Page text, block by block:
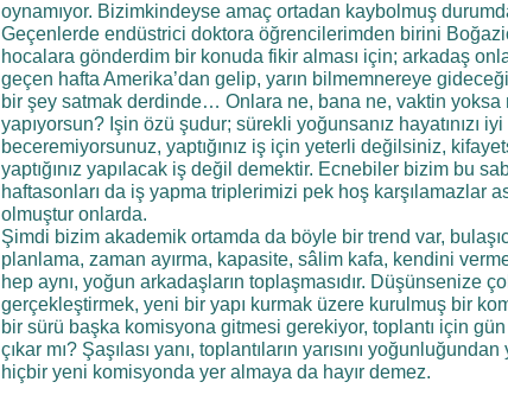
oynamıyor. Bizimkindeyse amaç ortadan kaybolmuş
Geçenlerde endüstrici doktora öğrencilerimden birini
hocalara gönderdim bir konuda fikir alması için; arkadaş
geçen hafta Amerika’dan gelip, yarın bilmemnereye
bir şey satmak derdinde… Onlara ne, bana ne, vaktin yoksa
yapıyorsun? Işin özü şudur; sürekli yoğunsanız hayatınızı
beceremiyorsunuz, yaptığınız iş için yeterli değilsiniz,
yaptığınız yapılacak iş değil demektir. Ecnebiler bizim bu
haftasonları da iş yapma triplerimizi pek hoş karşılamazlar
olmuştur onlarda.
Şimdi bizim akademik ortamda da böyle bir trend var,
planlama, zaman ayırma, kapasite, sâlim kafa, kendini
hep aynı, yoğun arkadaşların toplaşmasıdır. Düşünsenize
gerçekleştirmek, yeni bir yapı kurmak üzere kurulmuş bir
bir sürü başka komisyona gitmesi gerekiyor, toplantı için
çıkar mı? Şaşılası yanı, toplantıların yarısını
hiçbir yeni komisyonda yer almaya da hayır demez.